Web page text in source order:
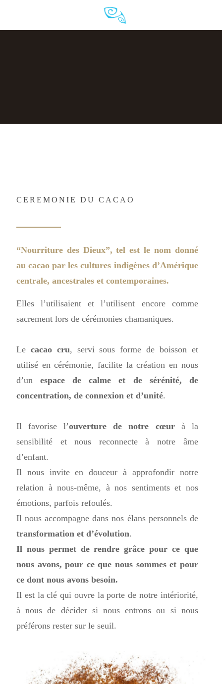
CEREMONIE DU CACAO
“Nourriture des Dieux”, tel est le nom donné
au cacao par les cultures indigènes d’Amérique
centrale, ancestrales et contemporaines.
Elles l’utilisaient et l’utilisent encore comme
sacrement lors de cérémonies chamaniques.
Le cacao cru, servi sous forme de boisson et
utilisé en cérémonie, facilite la création en nous
d’unespace de calme et de sérénité, de
concentration, de connexion et d’unité.
Il favorise l’ouverture de notre cœurà la
sensibilité et nous reconnecte à notre âme
d’enfant.
Il nous invite en douceur à approfondir notre
relation à nous-même, à nos sentiments et nos
émotions, parfois refoulés.
Il nous accompagne dans nos élans personnels de
transformation et d’évolution.
Il nous permet de rendre grâce pour ce que
nous avons, pour ce que nous sommes et pour
ce dont nous avons besoin.
Il est la clé qui ouvre la porte de notre intériorité,
à nous de décider si nous entrons ou si nous
préférons rester sur le seuil.